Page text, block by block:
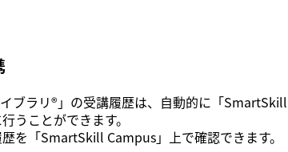
ブラリ®」の受講履歴は、自動的に「
うことができます。
を「SmartSkill Campus」上で確認できます。